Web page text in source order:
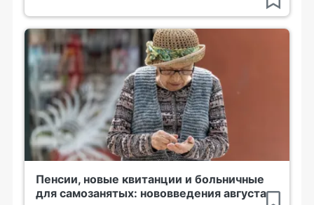
Пенсии, новые квитанции и больничные
для самозанятых: нововведения августа